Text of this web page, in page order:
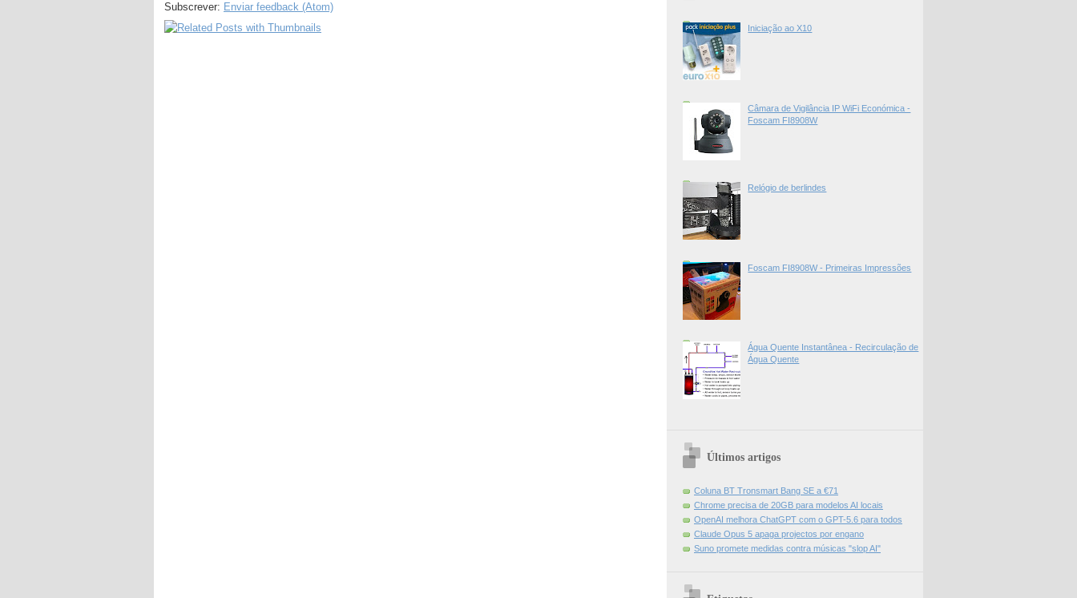
Subscrever: Enviar feedback (Atom)
Iniciação ao X10
Câmara de Vigilância IP WiFi Económica -
Foscam FI8908W
Relógio de berlindes
Foscam FI8908W - Primeiras Impressões
Água Quente Instantânea - Recirculação de
Água Quente
Últimos artigos
Coluna BT Tronsmart Bang SE a €71
Chrome precisa de 20GB para modelos AI locais
OpenAI melhora ChatGPT com o GPT-5.6 para todos
Claude Opus 5 apaga projectos por engano
Suno promete medidas contra músicas "slop AI"